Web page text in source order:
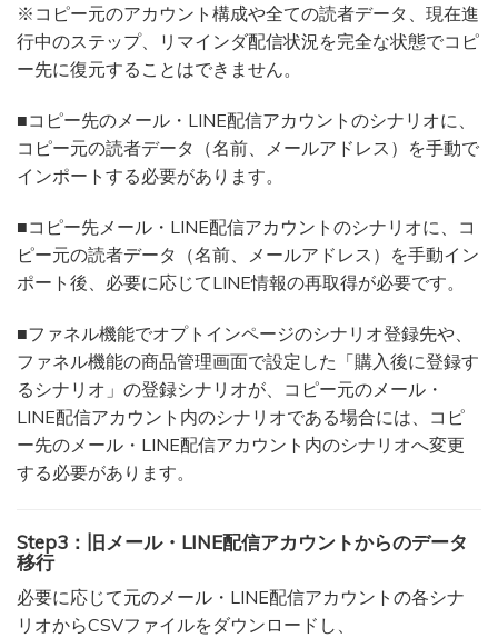
※コピー元のアカウント構成や全ての読者データ、現在進
行中のステップ、リマインダ配信状況を完全な状態でコピ
ー先に復元することはできません。
■コピー先のメール・LINE配信アカウントのシナリオに、
コピー元の読者データ（名前、メールアドレス）を手動で
インポートする必要があります。
■コピー先メール・LINE配信アカウントのシナリオに、コ
ピー元の読者データ（名前、メールアドレス）を手動イン
ポート後、必要に応じてLINE情報の再取得が必要です。
■ファネル機能でオプトインページのシナリオ登録先や、
ファネル機能の商品管理画面で設定した「購入後に登録す
るシナリオ」の登録シナリオが、コピー元のメール・
LINE配信アカウント内のシナリオである場合には、コピ
ー先のメール・LINE配信アカウント内のシナリオへ変更
する必要があります。
Step3：旧メール・LINE配信アカウントからのデータ
移行
必要に応じて元のメール・LINE配信アカウントの各シナ
リオからCSVファイルをダウンロードし、